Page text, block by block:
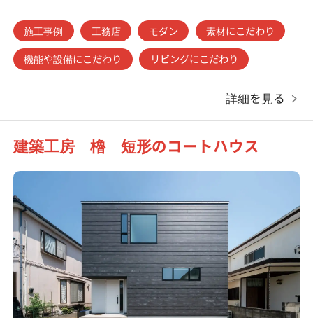
施工事例 工務店 モダン
素材にこだわり
機能や設備にこだわり
リビングにこだわり
詳細を見る
建築工房 櫓 短形のコートハウス